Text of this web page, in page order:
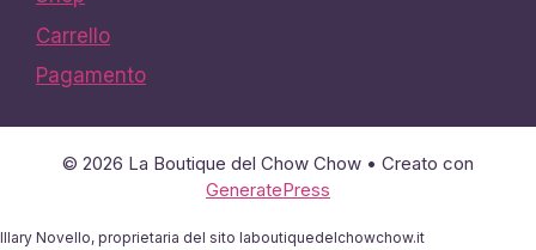
Carrello
Pagamento
© 2026 La Boutique del Chow Chow • Creato con
GeneratePress
Illary Novello, proprietaria del sito laboutiquedelchowchow.it